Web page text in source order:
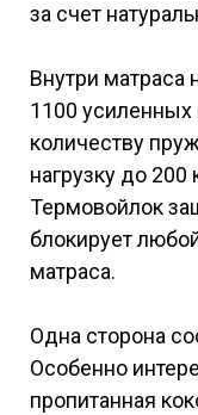
за счет
Внутри матраса
1100 усиленных
количеству
нагрузку до 200
Термовойлок
блокирует
матраса.
Одна сторона
Особенно
пропитанная